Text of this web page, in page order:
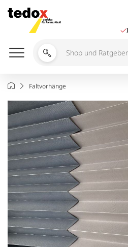
Inhalt
springen
Shop
durchsuchen
StartseiteFaltvorhänge